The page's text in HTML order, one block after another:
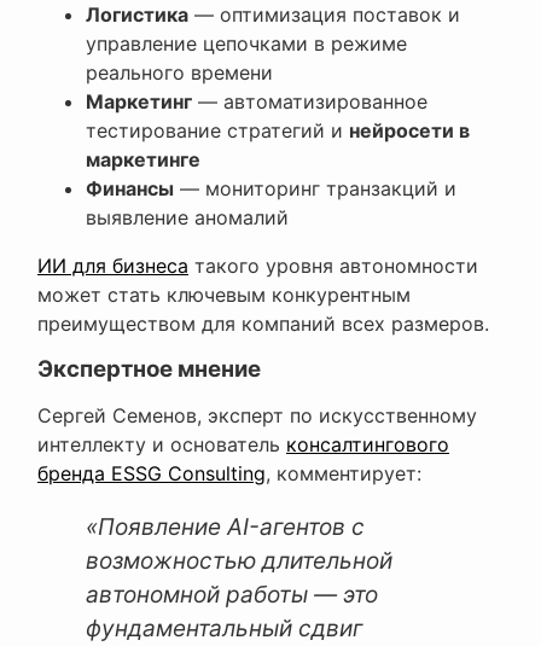
Логистика — оптимизация поставок и
управление цепочками в режиме
реального времени
Маркетинг — автоматизированное
тестирование стратегий и нейросети в
маркетинге
Финансы — мониторинг транзакций и
выявление аномалий
ИИ для бизнеса такого уровня автономности
может стать ключевым конкурентным
преимуществом для компаний всех размеров.
Экспертное мнение
Сергей Семенов, эксперт по искусственному
интеллекту и основатель консалтингового
бренда ESSG Consulting, комментирует:
«Появление AI-агентов с
возможностью длительной
автономной работы — это
фундаментальный сдвиг